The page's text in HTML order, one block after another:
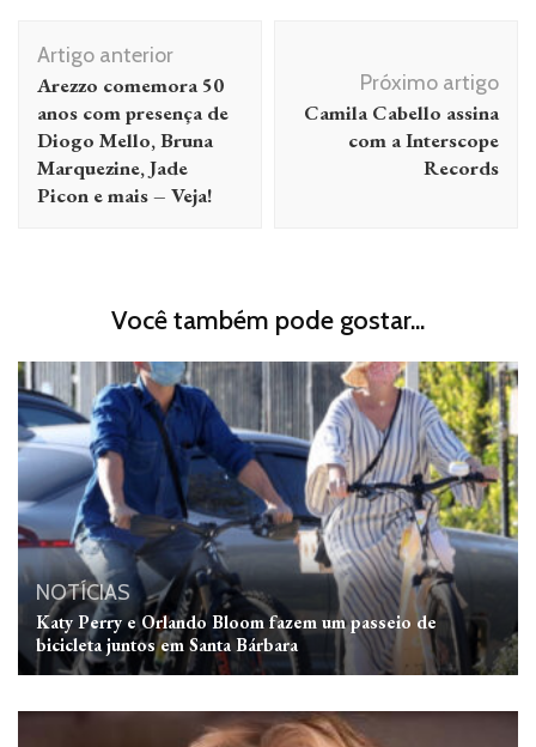
Navegação
de
post
Artigo anterior
Arezzo comemora 50
anos com presença de
Diogo Mello, Bruna
Marquezine, Jade
Picon e mais – Veja!
Próximo artigo
Camila Cabello assina
com a Interscope
Records
Você também pode gostar...
NOTÍCIAS
Katy Perry e Orlando Bloom fazem um passeio de
bicicleta juntos em Santa Bárbara